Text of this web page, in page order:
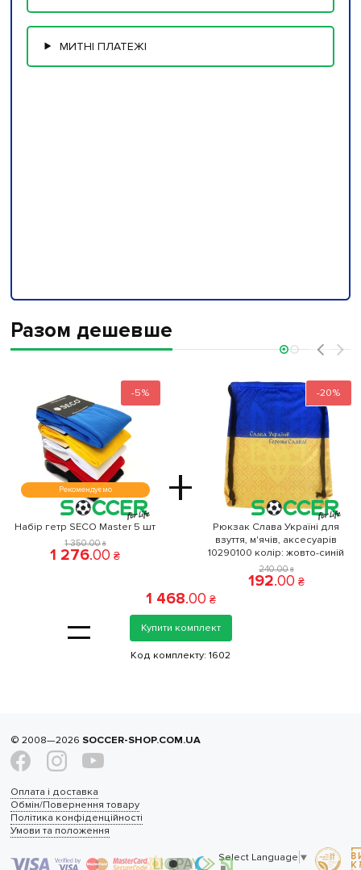
МИТНІ ПЛАТЕЖІ
Разом дешевше
-5%
Рекомендуємо +
Набір гетр SECO Master 5 шт
1 350.00 ₴
1 276.00 ₴
-20%
Рюкзак Слава Україні для
взуття, м'ячів, аксесуарів
10290100 колiр: жовто-синій
240.00 ₴
192.00 ₴
=
1 468.00 ₴
Купити комплект
Код комплекту:1602
© 2008—2026 SOCCER-SHOP.COM.UA
Оплата і доставка
Обмін/Повернення товару
Політика конфіденційності
Умови та положення
Select Language ▼